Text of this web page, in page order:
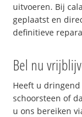
uitvoeren. Bij
geplaatst en
definitieve
Bel nu
Heeft u
schoorsteen of
u ons bereiken